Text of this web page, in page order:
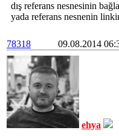
dış referans nesnesinin
yada referans nesnenin
78318 09.08.2014
ehya